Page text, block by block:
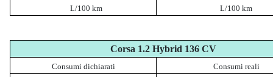
L/100 km L/100 km
Corsa 1.2 Hybrid 136 CV
Consumi dichiarati
Consumi reali